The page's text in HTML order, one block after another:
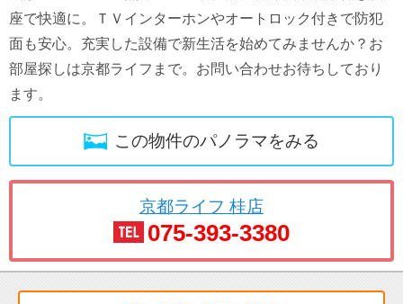
座で快適に。ＴＶインターホンやオートロック付きで防犯
面も安心。充実した設備で新生活を始めてみませんか？お
部屋探しは京都ライフまで。お問い合わせお待ちしており
ます。
この物件のパノラマをみる
京都ライフ 桂店
075-393-3380